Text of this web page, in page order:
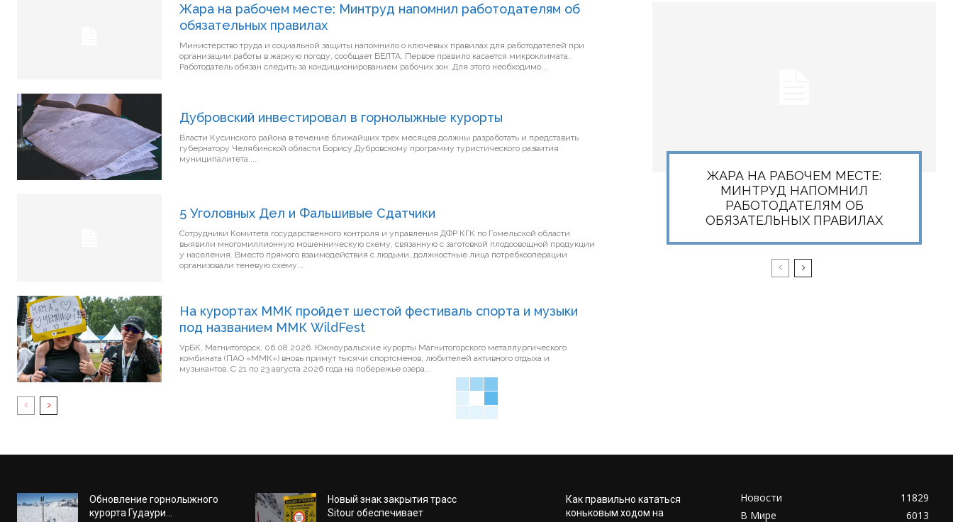
Жара на рабочем месте: Минтруд напомнил работодателям об
обязательных правилах
Министерство труда и социальной защиты напомнило о ключевых правилах для работодателей при
организации работы в жаркую погоду, сообщает БЕЛТА. Первое правило касается микроклимата.
Работодатель обязан следить за кондиционированием рабочих зон. Для этого необходимо...
Дубровский инвестировал в горнолыжные курорты
Власти Кусинского района в течение ближайших трех месяцев должны разработать и представить
губернатору Челябинской области Борису Дубровскому программу туристического развития
муниципалитета....
5 Уголовных Дел и Фальшивые Сдатчики
Сотрудники Комитета государственного контроля и управления ДФР КГК по Гомельской области
выявили многомиллионную мошенническую схему, связанную с заготовкой плодоовощной продукции
у населения. Вместо прямого взаимодействия с людьми, должностные лица потребкооперации
организовали теневую схему...
На курортах ММК пройдет шестой фестиваль спорта и музыки
под названием ММК WildFest
УрБК, Магнитогорск, 06.08.2026. Южноуральские курорты Магнитогорского металлургического
комбината (ПАО «ММК») вновь примут тысячи спортсменов, любителей активного отдыха и
музыкантов. С 21 по 23 августа 2026 года на побережье озера...
ЖАРА НА РАБОЧЕМ МЕСТЕ:
МИНТРУД НАПОМНИЛ
РАБОТОДАТЕЛЯМ ОБ
ОБЯЗАТЕЛЬНЫХ ПРАВИЛАХ